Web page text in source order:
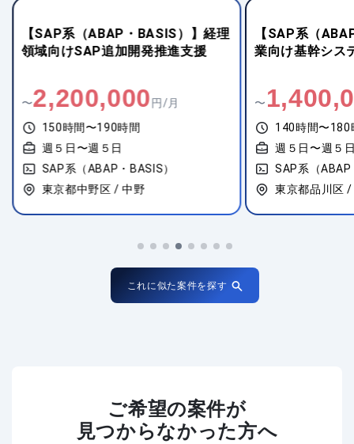
【SAP系（ABAP・BASIS）】経理
領域向けSAP追加開発推進支援
〜2,200,000円/月
150時間〜190時間
週５日〜週５日
SAP系（ABAP・BASIS）
東京都中野区 / 中野
【SAP系（
業向け基幹シス
〜
140時間〜180
週５日〜週５
SAP系（
東京都品川区
これに似た案件を探す
ご希望の案件が
見つからなかった方へ